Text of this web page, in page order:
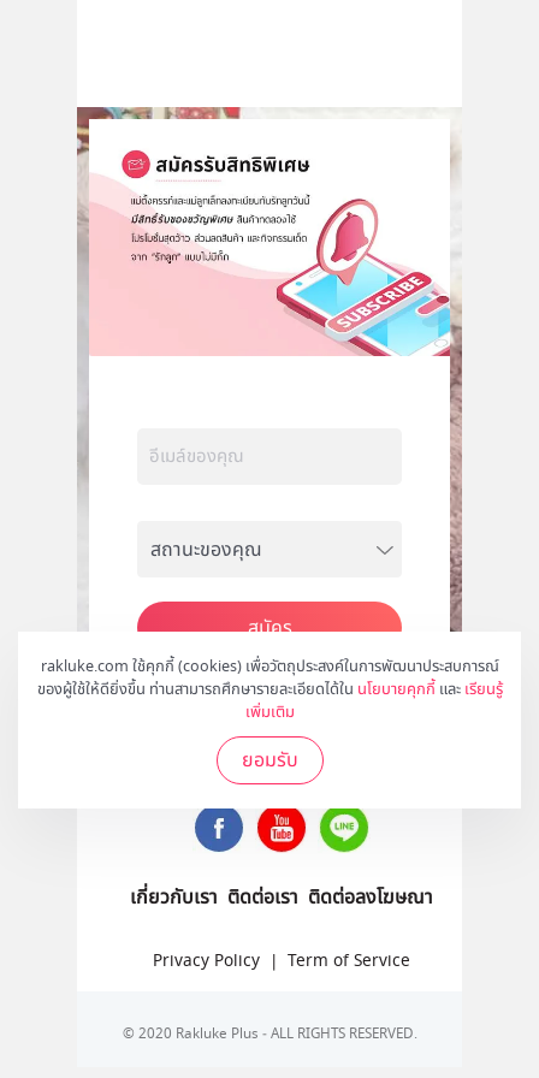
rakluke.com ใช้คุกกี้ (cookies) เพื่อวัตถุประสงค์ในการพัฒนาประสบการณ์
ของผู้ใช้ให้ดียิ่งขึ้น ท่านสามารถศึกษารายละเอียดได้ใน นโยบายคุกกี้ และ เรียนรู้
เพิ่มเติม
ยอมรับ
สมัคร
ติดตามเราได้ที่
เกี่ยวกับเรา ติดต่อเรา ติดต่อลงโฆษณา
Privacy Policy | Term of Service
© 2020 Rakluke Plus - ALL RIGHTS RESERVED.